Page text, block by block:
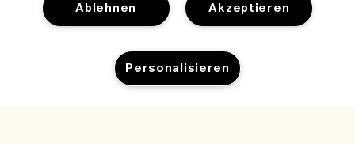
Cookies der Webseite verwalten
Akzeptieren
Ablehnen
Personalisieren